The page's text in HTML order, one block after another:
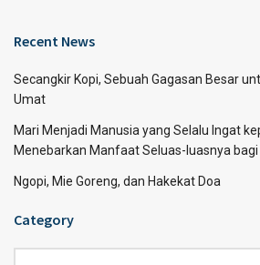
Recent News
Secangkir Kopi, Sebuah Gagasan Besar
Umat
Mari Menjadi Manusia yang Selalu Ingat
Menebarkan Manfaat Seluas-luasnya
Ngopi, Mie Goreng, dan Hakekat Doa
Category